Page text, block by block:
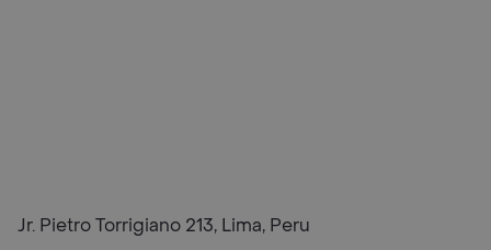
Jr. Pietro Torrigiano 213, Lima, Peru